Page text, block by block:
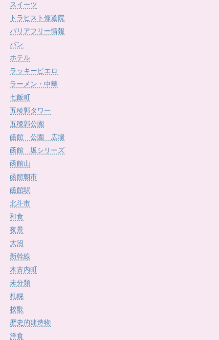
スイーツ
トラピスト修道院
バリアフリー情報
パン
ホテル
ラッキーピエロ
ラーメン・中華
七飯町
五稜郭タワー
五稜郭公園
函館 公園 広場
函館 坂シリーズ
函館山
函館朝市
函館駅
北斗市
和食
夜景
大沼
新幹線
木古内町
未分類
札幌
校歌
歴史的建造物
洋食